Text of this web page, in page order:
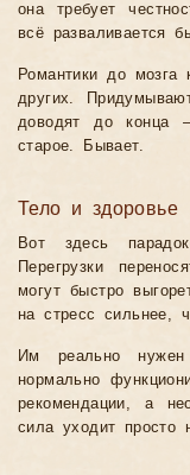
она требует
всё разваливается
Романтики до
других.
доводят до конца
старое. Бывает.
Тело и здоровье
Вот здесь
Перегрузки
могут быстро
на стресс сильнее,
Им реально
нормально
рекомендации, а
сила уходит просто